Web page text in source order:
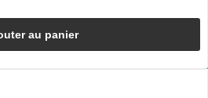
au panier